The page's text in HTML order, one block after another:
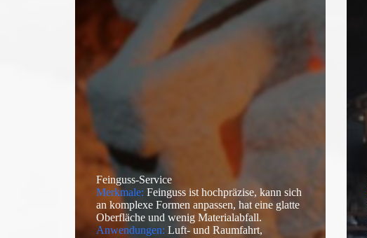
Feinguss-Service
Merkmale: Feinguss ist hochpräzise, kann sich
an komplexe Formen anpassen, hat eine glatte
Oberfläche und wenig Materialabfall.
Anwendungen: Luft- und Raumfahrt,